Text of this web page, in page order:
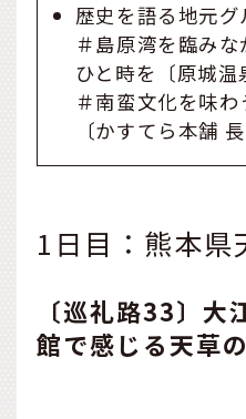
歴史を語る地元
＃島原湾を臨み
ひと時を〔原城温
＃南蛮文化を味
〔かすてら本舗 長
1日目：熊本県
〔巡礼路33〕大
館で感じる天草